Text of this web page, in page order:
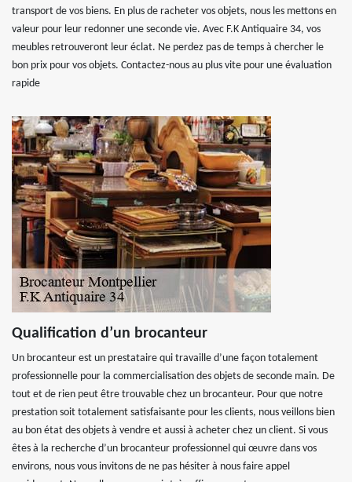
transport de vos biens. En plus de racheter vos objets, nous les mettons en
valeur pour leur redonner une seconde vie. Avec F.K Antiquaire 34, vos
meubles retrouveront leur éclat. Ne perdez pas de temps à chercher le
bon prix pour vos objets. Contactez-nous au plus vite pour une évaluation
rapide
Qualification d’un brocanteur
Un brocanteur est un prestataire qui travaille d’une façon totalement
professionnelle pour la commercialisation des objets de seconde main. De
tout et de rien peut être trouvable chez un brocanteur. Pour que notre
prestation soit totalement satisfaisante pour les clients, nous veillons bien
au bon état des objets à vendre et aussi à acheter chez un client. Si vous
êtes à la recherche d’un brocanteur professionnel qui œuvre dans vos
environs, nous vous invitons de ne pas hésiter à nous faire appel